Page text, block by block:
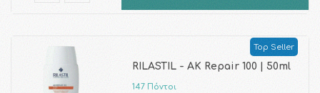
Top Seller
RILASTIL - AK Repair 100 | 50ml
147 Πόντοι